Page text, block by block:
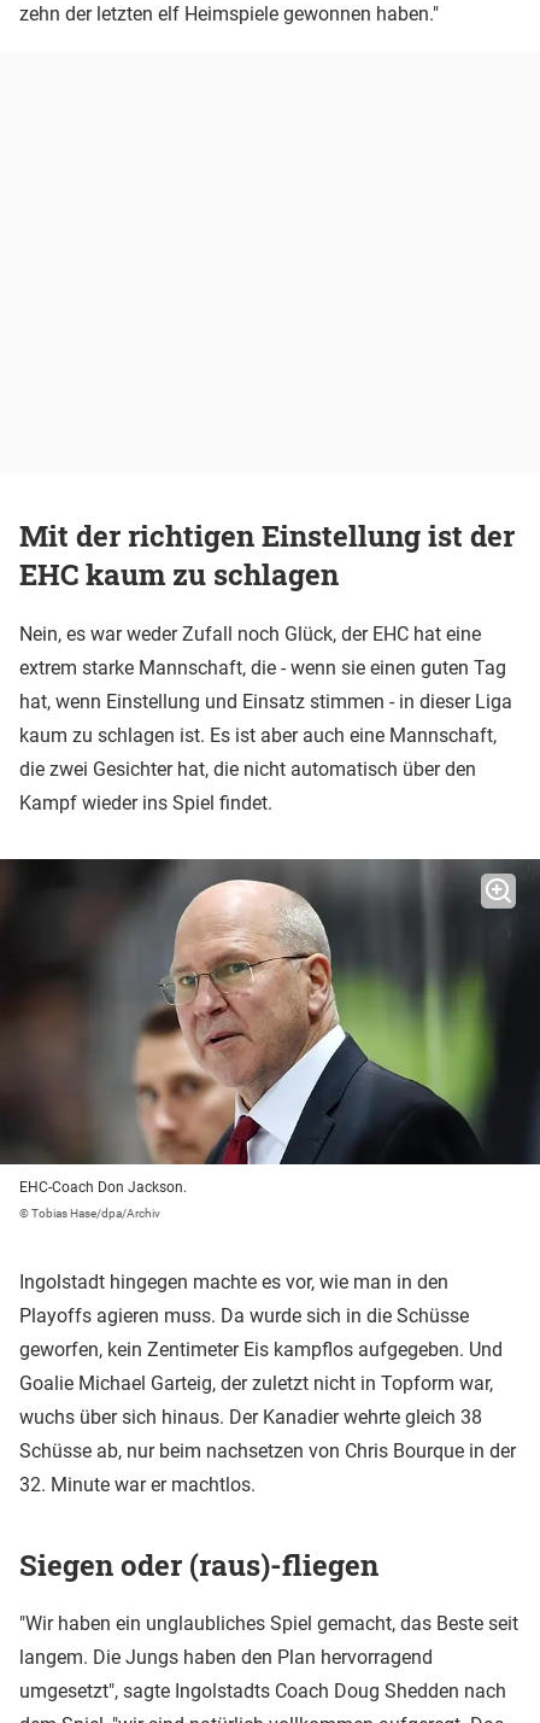
zehn der letzten elf Heimspiele gewonnen haben."
Mit der richtigen Einstellung ist der
EHC kaum zu schlagen
Nein, es war weder Zufall noch Glück, der EHC hat eine
extrem starke Mannschaft, die - wenn sie einen guten Tag
hat, wenn Einstellung und Einsatz stimmen - in dieser Liga
kaum zu schlagen ist. Es ist aber auch eine Mannschaft,
die zwei Gesichter hat, die nicht automatisch über den
Kampf wieder ins Spiel findet.
EHC-Coach Don Jackson.
© Tobias Hase/dpa/Archiv
Ingolstadt hingegen machte es vor, wie man in den
Playoffs agieren muss. Da wurde sich in die Schüsse
geworfen, kein Zentimeter Eis kampflos aufgegeben. Und
Goalie Michael Garteig, der zuletzt nicht in Topform war,
wuchs über sich hinaus. Der Kanadier wehrte gleich 38
Schüsse ab, nur beim nachsetzen von Chris Bourque in der
32. Minute war er machtlos.
Siegen oder (raus)-fliegen
"Wir haben ein unglaubliches Spiel gemacht, das Beste seit
langem. Die Jungs haben den Plan hervorragend
umgesetzt", sagte Ingolstadts Coach Doug Shedden nach